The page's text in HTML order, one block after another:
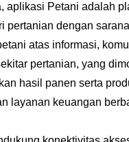
aplikasi Petani adalah
pertanian dengan
atas informasi,
pertanian, yang
hasil panen serta
layanan keuangan